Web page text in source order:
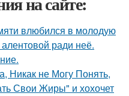
влюбился в молодую
ради неё.
Никак не Могу Понять,
Свои Жиры" и хохочет